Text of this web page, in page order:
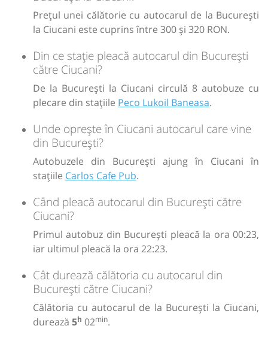
lei
Sursa:Transfer Low Cost SRL
Prețul unei călătorie cu autocarul de la București
la Ciucani este cuprins între 300 și 320 RON.
Din ce stație pleacă autocarul din București
către Ciucani?
De la București la Ciucani circulă 8 autobuze cu
plecare din stațiile Peco Lukoil Baneasa.
Unde oprește în Ciucani autocarul care vine
din București?
Autobuzele din București ajung în Ciucani în
stațiile Carlos Cafe Pub.
Când pleacă autocarul din București către
Ciucani?
Primul autobuz din București pleacă la ora 00:23,
iar ultimul pleacă la ora 22:23.
Cât durează călătoria cu autocarul din
București către Ciucani?
Călătoria cu autocarul de la București la Ciucani,
durează 5h 02min.